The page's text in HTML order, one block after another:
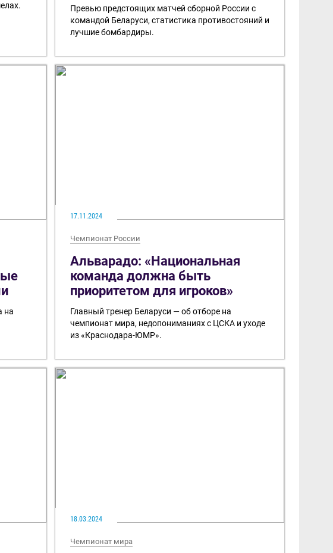
Превью предстоящих матчей сборной России с
командой Беларуси, статистика противостояний и
лучшие бомбардиры.
на
17.11.2024
Чемпионат России
Альварадо: «Национальная
команда должна быть
приоритетом для игроков»
Главный тренер Беларуси — об отборе на
чемпионат мира, недопониманиях с ЦСКА и уходе
из «Краснодара-ЮМР».
18.03.2024
Чемпионат мира